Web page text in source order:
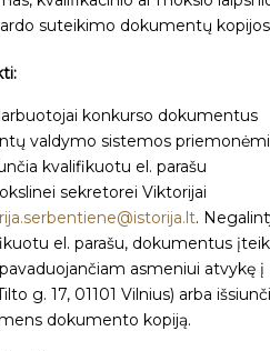
suteikimo dokumentų
konkurso dokumentus
valdymo sistemos
kvalifikuotu el. parašu
sekretorei Viktorijai
.
el. parašu, dokumentus
asmeniui atvykę į
g. 17, 01101 Vilnius) arba
dokumento kopiją.